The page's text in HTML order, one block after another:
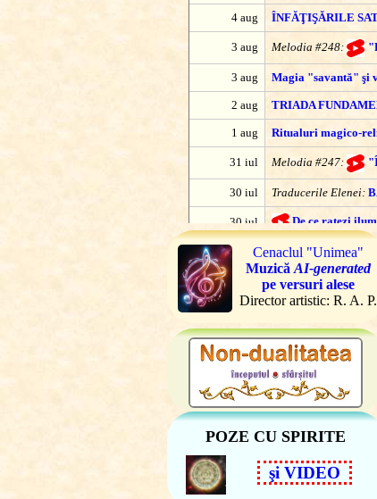
Cenaclul "Unimea"
Muzică AI-generated
pe versuri alese
Director artistic: R. A. P.
POZE CU SPIRITE
şi VIDEO